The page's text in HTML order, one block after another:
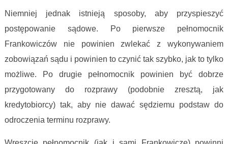
Niemniej jednak istnieją sposoby, aby przyspieszyć
postępowanie sądowe. Po pierwsze pełnomocnik
Frankowiczów nie powinien zwlekać z wykonywaniem
zobowiązań sądu i powinien to czynić tak szybko, jak to tylko
możliwe. Po drugie pełnomocnik powinien być dobrze
przygotowany do rozprawy (podobnie zresztą, jak
kredytobiorcy) tak, aby nie dawać sędziemu podstaw do
odroczenia terminu rozprawy.